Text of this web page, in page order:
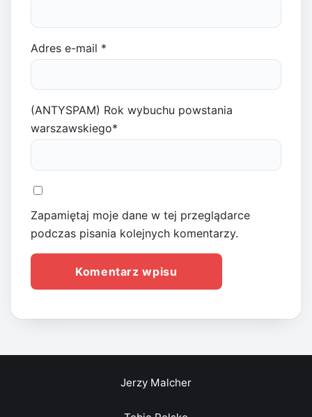
Adres e-mail *
(ANTYSPAM) Rok wybuchu powstania
warszawskiego*
Zapamiętaj moje dane w tej przeglądarce
podczas pisania kolejnych komentarzy.
Jerzy Malcher